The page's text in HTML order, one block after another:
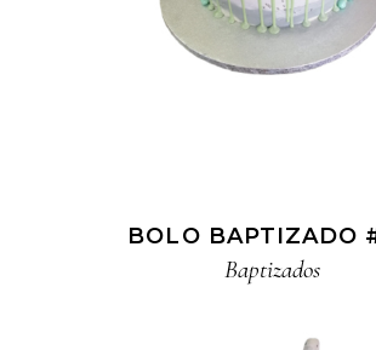
BOLO BAPTIZADO
Baptizados